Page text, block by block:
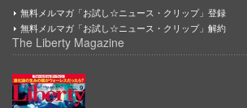
無料メルマガ「お試し☆ニュース・クリップ」登録
無料メルマガ「お試し☆ニュース・クリップ」解約
The Liberty Magazine